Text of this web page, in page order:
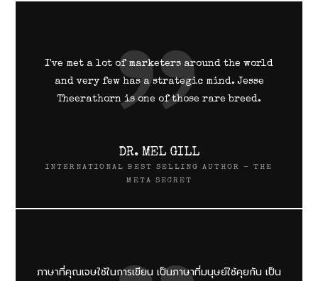
I've met a lot of marketers around the world
and very few has a strategic mind. Jesse
Theerathorn is one of those rare breed.
DR. MEL GILL
INTERNATIONAL BEST SELLING AUTHOR - THE
META SECRET
ภาษาที่คุณเจษใช้ในการเขียน เป็นภาษาที่มนุษย์ใช้คุยกัน เป็น